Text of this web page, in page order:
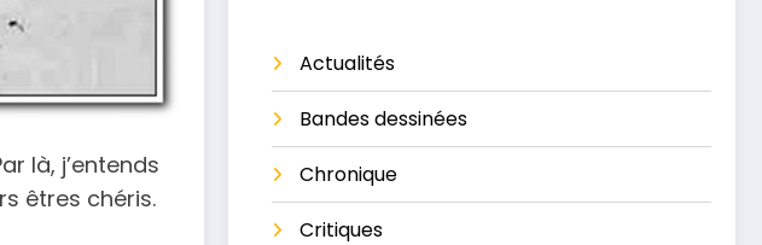
là, j’entends
êtres chéris.
Actualités
Bandes dessinées
Chronique
Critiques